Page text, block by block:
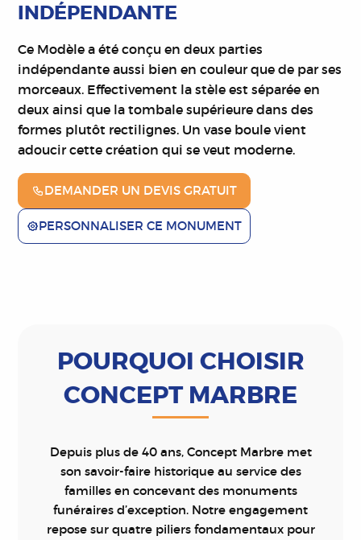
INDÉPENDANTE
Ce Modèle a été conçu en deux parties
indépendante aussi bien en couleur que de par ses
morceaux. Effectivement la stèle est séparée en
deux ainsi que la tombale supérieure dans des
formes plutôt rectilignes. Un vase boule vient
adoucir cette création qui se veut moderne.
DEMANDER UN DEVIS GRATUIT
PERSONNALISER CE MONUMENT
POURQUOI CHOISIR
CONCEPT MARBRE
Depuis plus de 40 ans, Concept Marbre met
son savoir-faire historique au service des
familles en concevant des monuments
funéraires d’exception. Notre engagement
repose sur quatre piliers fondamentaux pour